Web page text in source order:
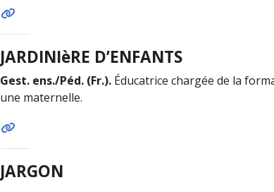
JARDINIèRE D’ENFANTS
Gest. ens./Péd. (Fr.). Éducatrice chargée de la
une maternelle.
JARGON